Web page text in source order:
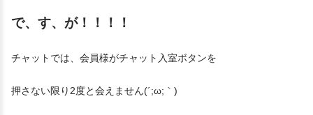
で、す、が！！！！
チャットでは、会員様がチャット入室ボタンを
押さない限り2度と会えません(´;ω;｀)